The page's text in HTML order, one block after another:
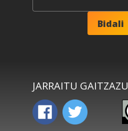
JARRAITU GAITZAZU